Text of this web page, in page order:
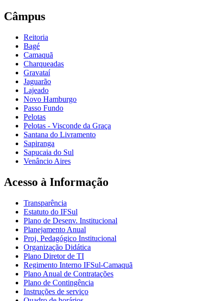
Câmpus
Reitoria
Bagé
Camaquã
Charqueadas
Gravataí
Jaguarão
Lajeado
Novo Hamburgo
Passo Fundo
Pelotas
Pelotas - Visconde da Graça
Santana do Livramento
Sapiranga
Sapucaia do Sul
Venâncio Aires
Acesso à Informação
Transparência
Estatuto do IFSul
Plano de Desenv. Institucional
Planejamento Anual
Proj. Pedagógico Institucional
Organização Didática
Plano Diretor de TI
Regimento Interno IFSul-Camaquã
Plano Anual de Contratações
Plano de Contingência
Instruções de serviço